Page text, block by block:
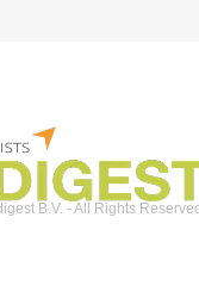
B.V. - All Rights